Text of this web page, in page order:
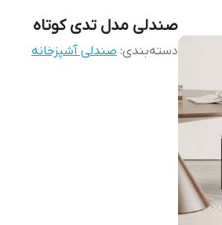
صندلی مدل تدی کوتاه
دسته‌بندی: صندلی آشپزخانه